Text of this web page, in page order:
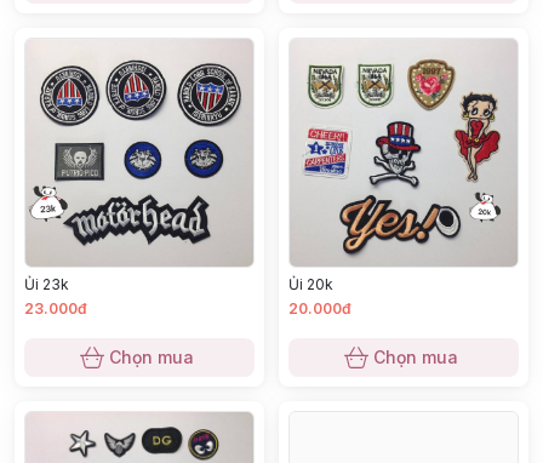
Ủi 23k
23.000đ
Chọn mua
Ủi 20k
20.000đ
Chọn mua